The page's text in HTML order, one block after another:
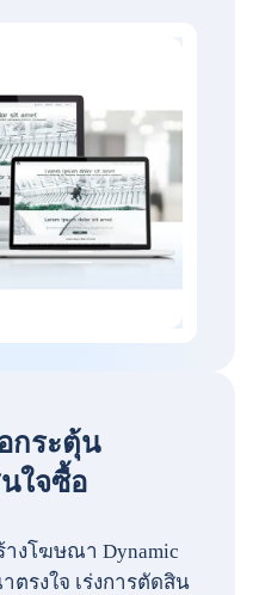
กระตุ้น
ใจซื้อ
างโฆษณา Dynamic
ตรงใจ เร่งการตัดสิน